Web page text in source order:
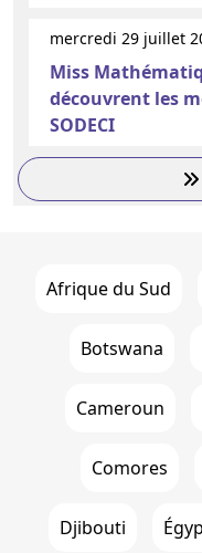
mercredi 29 juillet
Miss
découvrent les
SODECI
Afrique du Sud
Botswana
Cameroun
Comores
Djibouti